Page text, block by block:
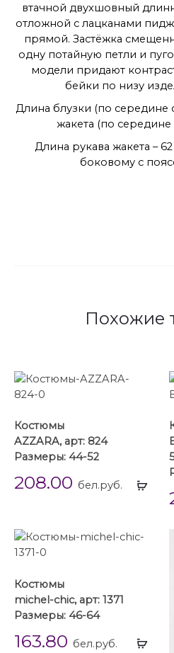
втачной двухшовный
отложной с лацканами
прямой. Застёжка
одну потайную петли и
модели придают
бейки по низу
Длина блузки (по середине
жакета (по середине
Длина рукава жакета –
боковому с
Похожие
Костюмы
AZZARA, арт: 824
Размеры: 44-52
208.00 бел.руб.
Костюмы
michel-chic, арт: 1371
Размеры: 46-64
163.80 бел.руб.